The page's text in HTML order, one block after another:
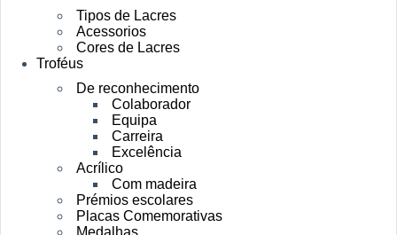
Tipos de Lacres
Acessorios
Cores de Lacres
Troféus
De reconhecimento
Colaborador
Equipa
Carreira
Excelência
Acrílico
Com madeira
Prémios escolares
Placas Comemorativas
Medalhas